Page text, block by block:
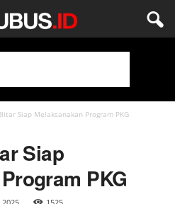
Siap Melaksanakan Program PKG
Siap
PKG